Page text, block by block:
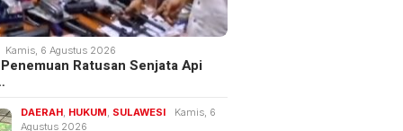
Kamis, 6 Agustus 2026
Ratusan Senjata Api
DAERAH, HUKUM, SULAWESI
Kamis, 6
Agustus 2026